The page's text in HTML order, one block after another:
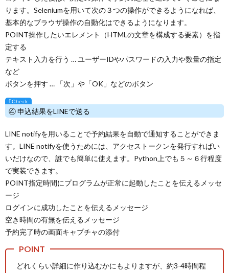
ります。Seleniumを用いて次の３つの操作ができるようになれば、
基本的なブラウザ操作の自動化はできるようになります。
POINT操作したいエレメント（HTMLの文章を構成する要素）を指
定する
テキスト入力を行う … ユーザーIDやパスワードの入力や数量の指定
など
ボタンを押す … 「次」や「OK」などのボタン
④ 申込結果をLINEで送る
LINE notifyを用いることで予約結果を自動で通知することができま
す。LINE notifyを使うためには、アクセストークンを発行すればい
いだけなので、誰でも簡単に使えます。Python上でも５～６行程度
で実装できます。
POINT指定時間にプログラムが正常に起動したことを伝えるメッセ
ージ
ログインに成功したことを伝えるメッセージ
空き時間の有無を伝えるメッセージ
予約完了時の画面キャプチャの添付
どれくらい詳細に作り込むかにもよりますが、約3-4時間程